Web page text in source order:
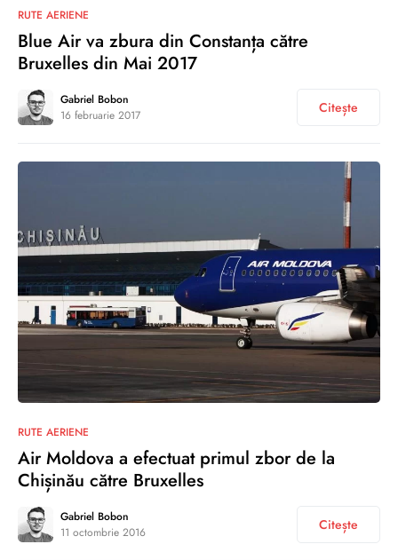
RUTE AERIENE
Blue Air va zbura din Constanța către
Bruxelles din Mai 2017
Gabriel Bobon
16 februarie 2017
Citește
RUTE AERIENE
Air Moldova a efectuat primul zbor de la
Chișinău către Bruxelles
Gabriel Bobon
11 octombrie 2016
Citește